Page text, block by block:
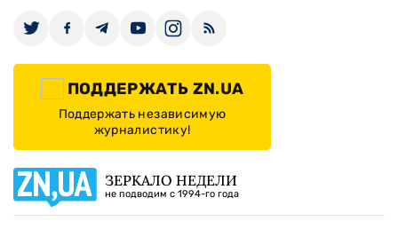
ПОДДЕРЖАТЬ ZN.UA
Поддержать независимую
журналистику!
ЗЕРКАЛО НЕДЕЛИ
не подводим с 1994-го года